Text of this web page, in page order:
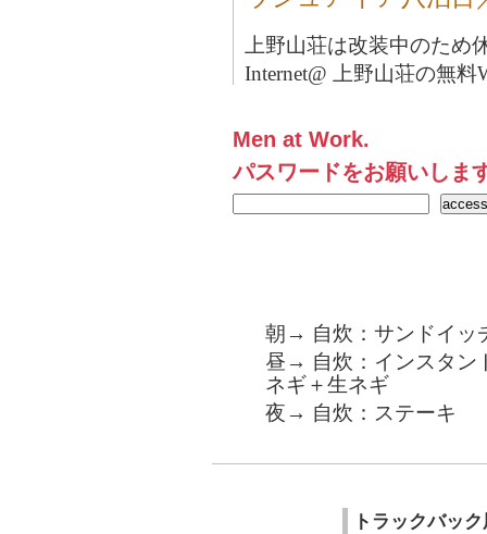
上野山荘は改装中のため
Internet@ 上野山荘の無料
Men at Work.
パスワードをお願いしま
朝→ 自炊：サンドイッ
昼→ 自炊：インスタン
ネギ＋生ネギ
夜→ 自炊：ステーキ
トラックバッ